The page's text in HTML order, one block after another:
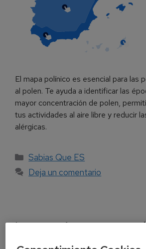
El mapa polínico es esencial para las
al polen. Te ayuda a identificar las
mayor concentración de polen,
tus actividades al aire libre y reducir
alérgicas.
Sabias Que ES
Deja un comentario
Las gramíneas son una